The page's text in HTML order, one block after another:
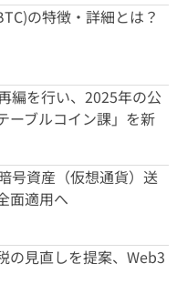
の特徴・詳細とは？
編を行い、2025年の公
ーブルコイン課」を新
号資産（仮想通貨）送
面適用へ
の見直しを提案、Web3